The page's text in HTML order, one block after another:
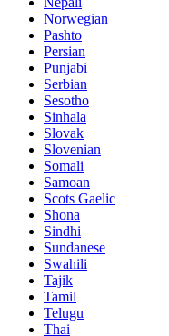
Norwegian
Pashto
Persian
Punjabi
Serbian
Sesotho
Sinhala
Slovak
Slovenian
Somali
Samoan
Scots Gaelic
Shona
Sindhi
Sundanese
Swahili
Tajik
Tamil
Telugu
Thai